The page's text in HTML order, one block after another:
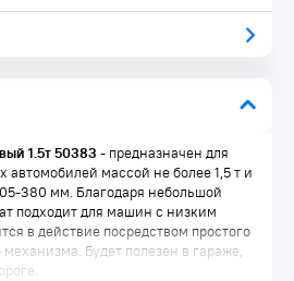
1.5т 50383 - предназначен для
автомобилей массой не более 1,5 т и
380 мм. Благодаря небольшой
подходит для машин с низким
в действие посредством простого
Будет полезен в гараже,